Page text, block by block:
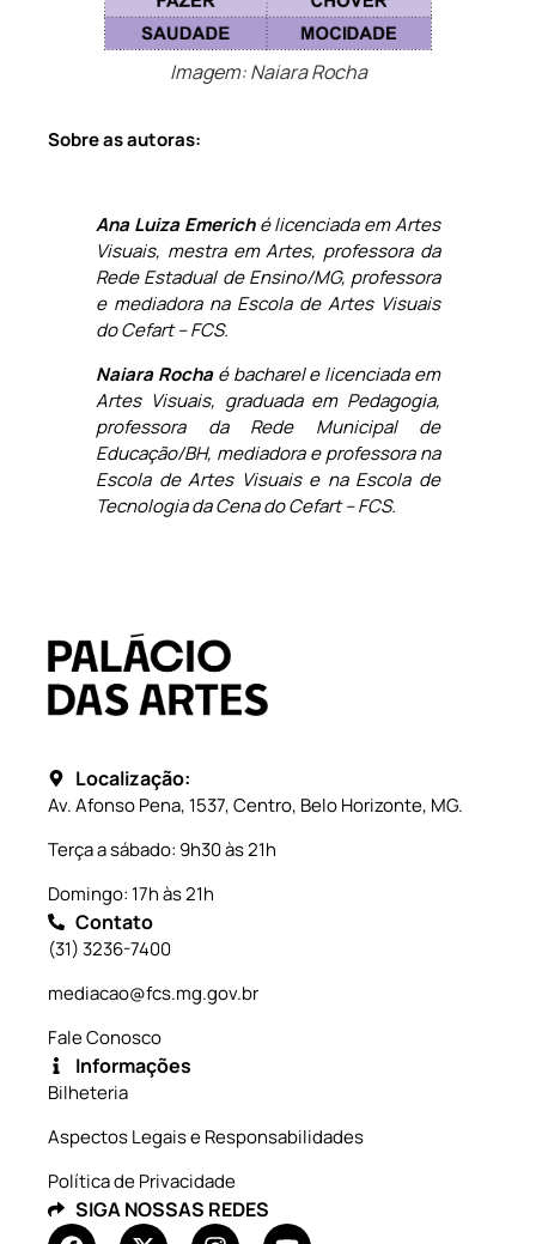
Imagem: Naiara Rocha
Sobre as autoras:
Ana Luiza Emeriché licenciada em Artes
Visuais, mestra em Artes, professora da
Rede Estadual de Ensino/MG, professora
e mediadora na Escola de Artes Visuais
do Cefart – FCS.
Naiara Rochaé bacharel e licenciada em
Artes Visuais, graduada em Pedagogia,
professora da Rede Municipal de
Educação/BH, mediadora e professora na
Escola de Artes Visuais e na Escola de
Tecnologia da Cena do Cefart – FCS.
Localização:
Av. Afonso Pena, 1537, Centro, Belo Horizonte, MG.
Terça a sábado: 9h30 às 21h
Domingo: 17h às 21h
Contato
(31) 3236-7400
mediacao@fcs.mg.gov.br
Fale Conosco
Informações
Bilheteria
Aspectos Legais e Responsabilidades
Política de Privacidade
SIGA NOSSAS REDES